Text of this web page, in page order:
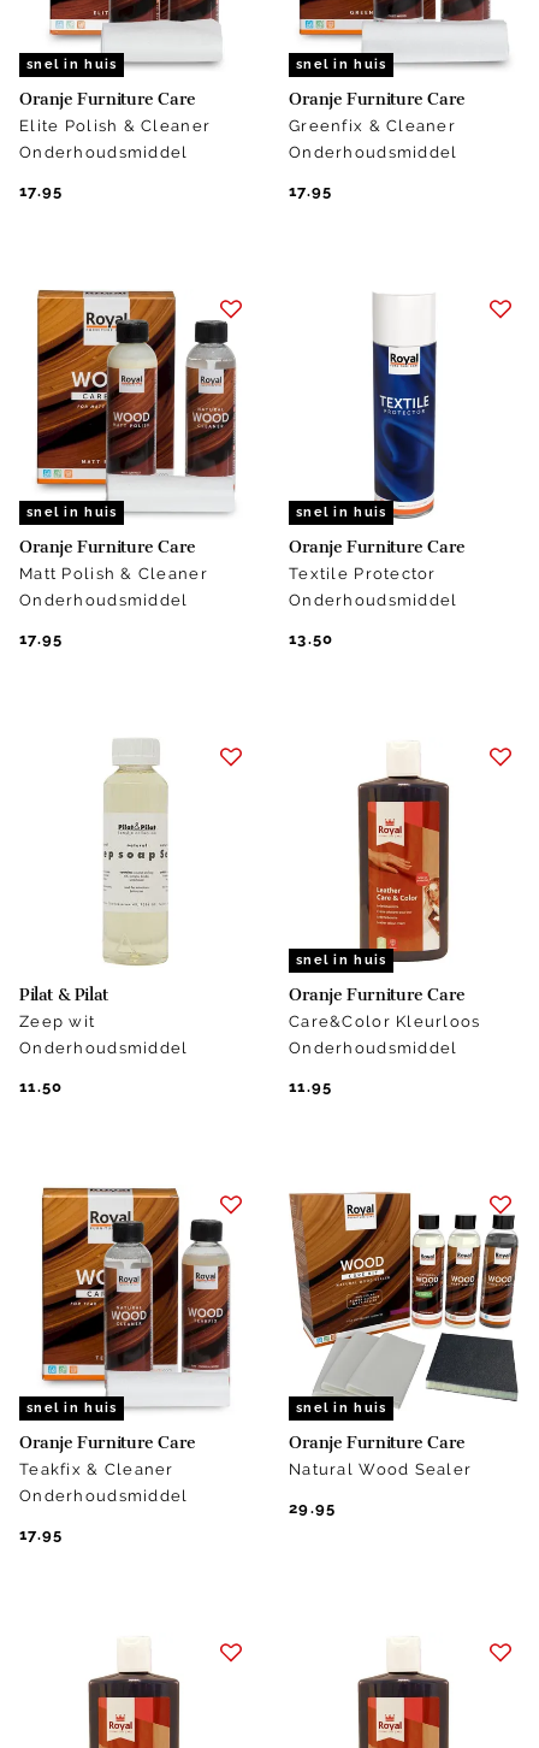
snel in huis
Oranje Furniture Care
Elite Polish & Cleaner
Onderhoudsmiddel
17.95
snel in huis
Oranje Furniture Care
Greenfix & Cleaner
Onderhoudsmiddel
17.95
snel in huis
Oranje Furniture Care
Matt Polish & Cleaner
Onderhoudsmiddel
17.95
snel in huis
Oranje Furniture Care
Textile Protector
Onderhoudsmiddel
13.50
Pilat & Pilat
Zeep wit
Onderhoudsmiddel
11.50
snel in huis
Oranje Furniture Care
Care&Color Kleurloos
Onderhoudsmiddel
11.95
snel in huis
Oranje Furniture Care
Teakfix & Cleaner
Onderhoudsmiddel
17.95
snel in huis
Oranje Furniture Care
Natural Wood Sealer
29.95